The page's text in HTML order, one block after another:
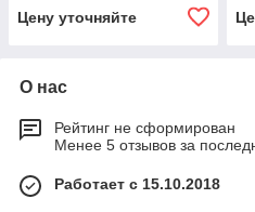
Цену уточняйте
О нас
Рейтинг не сформирован
Менее 5 отзывов за
Работает с 15.10.2018